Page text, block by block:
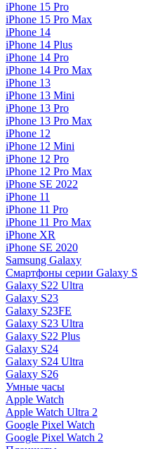
iPhone 15 Pro
iPhone 15 Pro Max
iPhone 14
iPhone 14 Plus
iPhone 14 Pro
iPhone 14 Pro Max
iPhone 13
iPhone 13 Mini
iPhone 13 Pro
iPhone 13 Pro Max
iPhone 12
iPhone 12 Mini
iPhone 12 Pro
iPhone 12 Pro Max
iPhone SE 2022
iPhone 11
iPhone 11 Pro
iPhone 11 Pro Max
iPhone XR
iPhone SE 2020
Samsung Galaxy
Смартфоны серии Galaxy S
Galaxy S22 Ultra
Galaxy S23
Galaxy S23FE
Galaxy S23 Ultra
Galaxy S22 Plus
Galaxy S24
Galaxy S24 Ultra
Galaxy S26
Умные часы
Apple Watch
Apple Watch Ultra 2
Google Pixel Watch
Google Pixel Watch 2